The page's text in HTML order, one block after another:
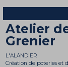
Atelier
Grenier
L'ALANDIER
Création de poteries et